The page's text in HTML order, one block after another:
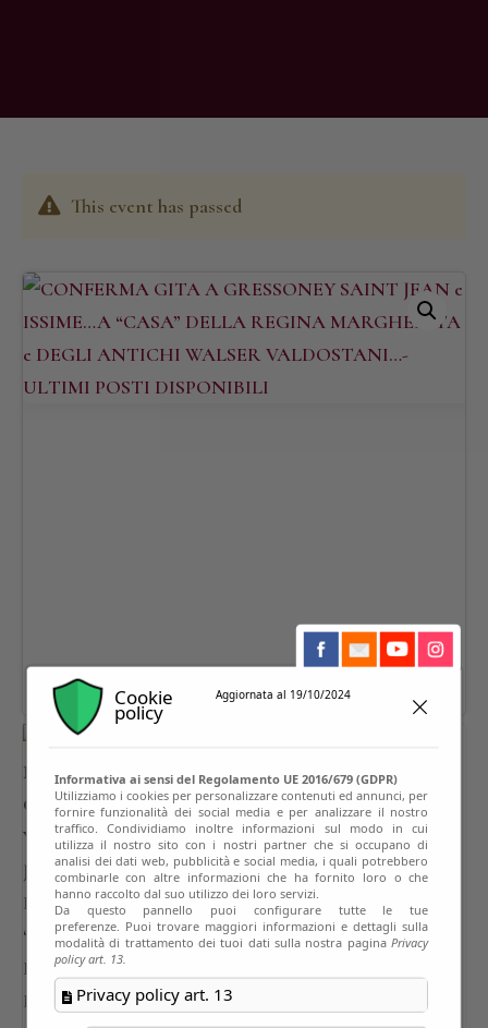
This event has passed
Cookie
policy
Aggiornata al 19/10/2024
Informativa ai sensi del Regolamento UE 2016/679 (GDPR)
Utilizziamo i cookies per personalizzare contenuti ed annunci, per
fornire funzionalità dei social media e per analizzare il nostro
traffico. Condividiamo inoltre informazioni sul modo in cui
utilizza il nostro sito con i nostri partner che si occupano di
analisi dei dati web, pubblicità e social media, i quali potrebbero
combinarle con altre informazioni che ha fornito loro o che
hanno raccolto dal suo utilizzo dei loro servizi.
Da questo pannello puoi configurare tutte le tue
preferenze. Puoi trovare maggiori informazioni e dettagli sulla
modalità di trattamento dei tuoi dati sulla nostra paginaPrivacy
policy art. 13.
Privacy policy art. 13